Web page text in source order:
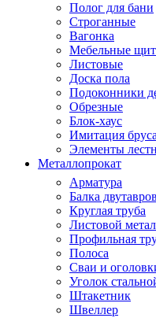
Полог для бани
Строганные
Вагонка
Мебельные
Листовые
Доска пола
Подоконники
Обрезные
Блок-хаус
Имитация бруса
Элементы
Металлопрокат
Арматура
Балка
Круглая труба
Листовой
Профильная
Полоса
Сваи и
Уголок
Штакетник
Швеллер